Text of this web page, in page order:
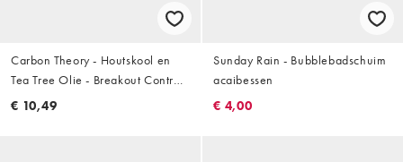
Carbon Theory - Houtskool en
Tea Tree Olie - Breakout Control
- Exfolierende Zeep 100 g
€ 10,49
Sunday Rain - Bubblebadschuim
acaibessen
€ 4,00